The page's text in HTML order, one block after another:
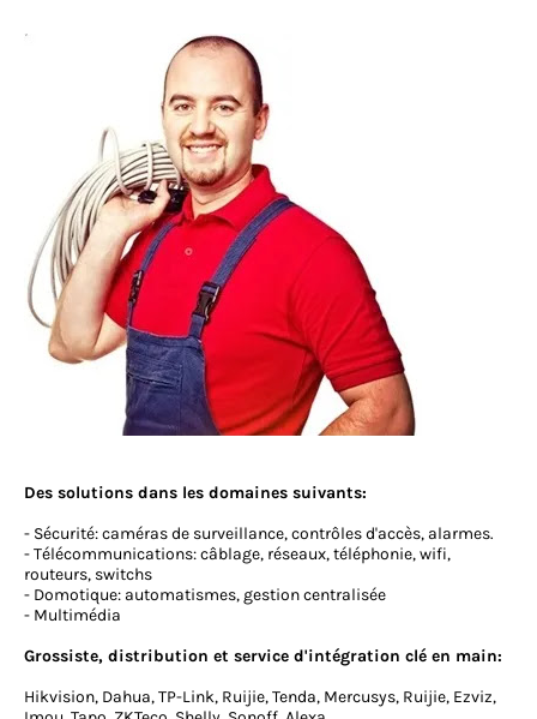
Des solutions dans les domaines suivants:
- Sécurité: caméras de surveillance, contrôles d'accès, alarmes.
- Télécommunications: câblage, réseaux, téléphonie, wifi,
routeurs, switchs
- Domotique: automatismes, gestion centralisée
- Multimédia
Grossiste, distribution et service d'intégration clé en main:
Hikvision, Dahua, TP-Link, Ruijie, Tenda, Mercusys, Ruijie, Ezviz,